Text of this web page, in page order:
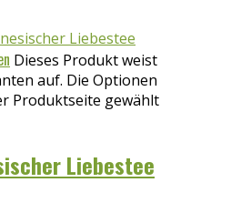
Dieses Produkt weist
auf. Die Optionen
Produktseite gewählt
Liebestee